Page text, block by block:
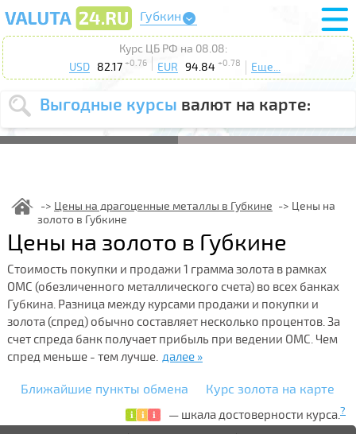
Губкин
Курс ЦБ РФ на 08.08:
USD
82.17 +0.76 EUR 94.84 +0.78 Еще...
Выгодные курсы валют на карте:
Выберите
USD EUR
курс от
Выберите
действие:
Поиск
Цены на драгоценные металлы в Губкине
Цены на
золото в Губкине
Цены на золото в Губкине
Стоимость покупки и продажи 1 грамма золота в рамках
ОМС (обезличенного металлического счета) во всех банках
Губкина. Разница между курсами продажи и покупки и
золота (спред) обычно составляет несколько процентов. За
счет спреда банк получает прибыль при ведении ОМС. Чем
спред меньше - тем лучше. далее »
Ближайшие пункты обмена Курс золота на карте
— шкала достоверности курса.?